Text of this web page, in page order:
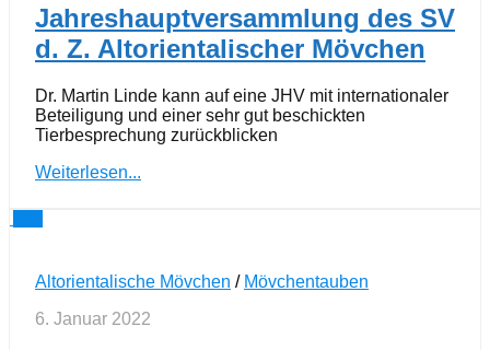
Jahreshauptversammlung des SV
d. Z. Altorientalischer Mövchen
Dr. Martin Linde kann auf eine JHV mit internationaler
Beteiligung und einer sehr gut beschickten
Tierbesprechung zurückblicken
Weiterlesen...
Altorientalische Mövchen / Mövchentauben
6. Januar 2022